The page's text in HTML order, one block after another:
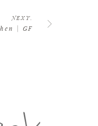
NEXT.
| GF